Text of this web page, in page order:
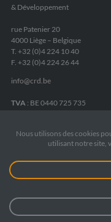
& Développement
rue Patenier 20
4000 Liège – Belgique
T. +32 (0)4 224 10 40
F. +32 (0)4 224 26 44
info@crd.be
TVA : BE 0440 725 735
IBAN BE05 2400 8084 6975
Mentions légales